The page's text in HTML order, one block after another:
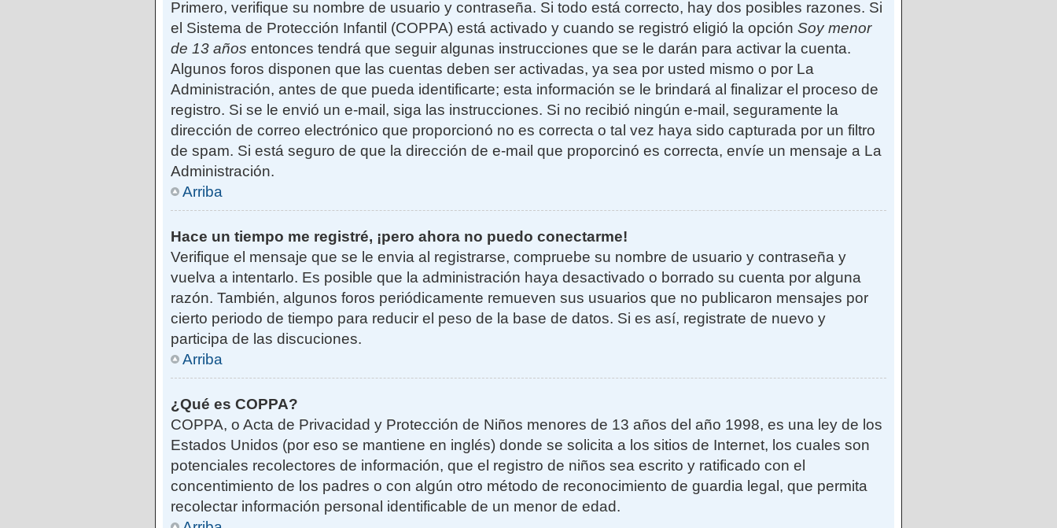
Primero, verifique su nombre de usuario y contraseña. Si todo está correcto, hay dos posibles razones. Si
el Sistema de Protección Infantil (COPPA) está activado y cuando se registró eligió la opción Soy menor
de 13 años entonces tendrá que seguir algunas instrucciones que se le darán para activar la cuenta.
Algunos foros disponen que las cuentas deben ser activadas, ya sea por usted mismo o por La
Administración, antes de que pueda identificarte; esta información se le brindará al finalizar el proceso de
registro. Si se le envió un e-mail, siga las instrucciones. Si no recibió ningún e-mail, seguramente la
dirección de correo electrónico que proporcionó no es correcta o tal vez haya sido capturada por un filtro
de spam. Si está seguro de que la dirección de e-mail que proporcinó es correcta, envíe un mensaje a La
Administración.
Arriba
Hace un tiempo me registré, ¡pero ahora no puedo conectarme!
Verifique el mensaje que se le envia al registrarse, compruebe su nombre de usuario y contraseña y
vuelva a intentarlo. Es posible que la administración haya desactivado o borrado su cuenta por alguna
razón. También, algunos foros periódicamente remueven sus usuarios que no publicaron mensajes por
cierto periodo de tiempo para reducir el peso de la base de datos. Si es así, registrate de nuevo y
participa de las discuciones.
Arriba
¿Qué es COPPA?
COPPA, o Acta de Privacidad y Protección de Niños menores de 13 años del año 1998, es una ley de los
Estados Unidos (por eso se mantiene en inglés) donde se solicita a los sitios de Internet, los cuales son
potenciales recolectores de información, que el registro de niños sea escrito y ratificado con el
concentimiento de los padres o con algún otro método de reconocimiento de guardia legal, que permita
recolectar información personal identificable de un menor de edad.